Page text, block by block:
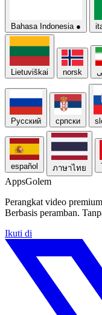
Bahasa Indonesia ●
Lietuviškai norsk
Русский српски
español ภาษาไทย
AppsGolem
Perangkat video
Berbasis peramban.
Ikuti di